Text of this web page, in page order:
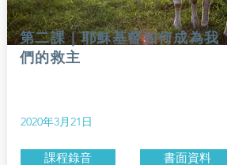
第二課｜耶穌基督如何成為我
們的救主
2020年3月21日
課程錄音 書面資料